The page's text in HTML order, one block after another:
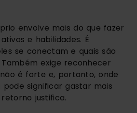
envolve mais do que fazer
e habilidades. É
se conectam e quais são
exige reconhecer
é forte e, portanto, onde
significar gastar mais
justifica.